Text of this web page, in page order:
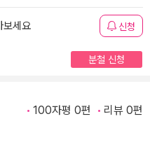
보세요 신청
분철 신청
100자평 0편 리뷰 0편